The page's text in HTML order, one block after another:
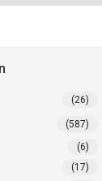
(26)
(587)
(6)
(17)